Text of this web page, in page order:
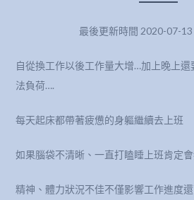
最後更新時間 2020-07-
自從換工作以後工作量大增…加上晚上
法負荷….
每天起床都帶著疲憊的身軀繼續去上班
如果腦袋不清晰、一直打瞌睡上班肯定
精神、體力狀況不佳不僅影響工作進度